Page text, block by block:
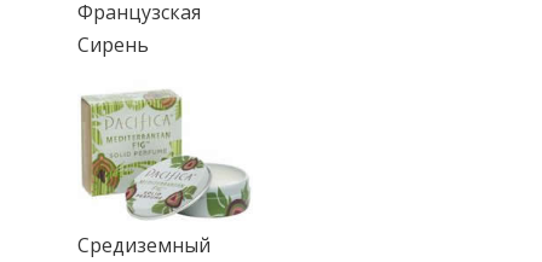
Французская
Сирень
Средиземный